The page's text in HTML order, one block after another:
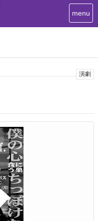
T
o
g
a
menu
演劇